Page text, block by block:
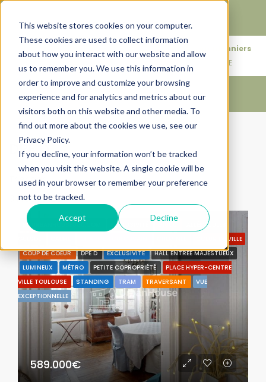
This website stores cookies on your computer.
These cookies are used to collect information
about how you interact with our website and allow
us to remember you. We use this information in
order to improve and customize your browsing
experience and for analytics and metrics about our
visitors both on this website and other media. To
find out more about the cookies we use, see our
Privacy Policy.
If you decline, your information won’t be tracked
when you visit this website. A single cookie will be
used in your browser to remember your preference
not to be tracked.
Accept Decline
patrimoine.
76 rue des Amidonniers
31000 TOULOUSE
Accueil DPE D
DPE D
3 Propriétés
Trier par: Ordre par défaut
BY URBANHOUSE360.COM EXCLUSIVITÉ
ALLÉES JULES
COEUR DE VILLE
COUP DE COEUR
DPE D EXCLUSIVITÉ
HALL ENTRÉE MAJESTUEUX
LUMINEUX
MÉTRO PETITE COPROPRIÉTÉ
PLACE HYPER-CENTRE
VILLE TOULOUSE
STANDING TRAM TRAVERSANT
VUE
EXCEPTIONNELLE
589.000€